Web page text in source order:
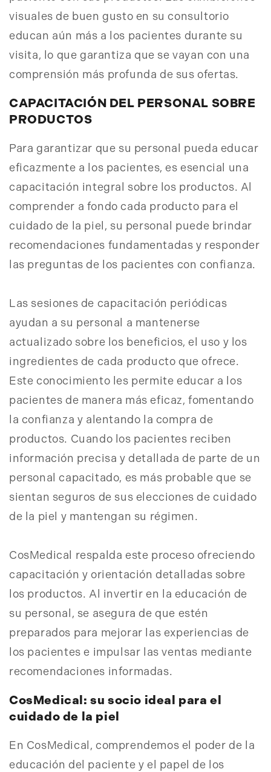
visuales de buen gusto en su consultorio
educan aún más a los pacientes durante su
visita, lo que garantiza que se vayan con una
comprensión más profunda de sus ofertas.
CAPACITACIÓN DEL PERSONAL SOBRE
PRODUCTOS
Para garantizar que su personal pueda educar
eficazmente a los pacientes, es esencial una
capacitación integral sobre los productos. Al
comprender a fondo cada producto para el
cuidado de la piel, su personal puede brindar
recomendaciones fundamentadas y responder
las preguntas de los pacientes con confianza.
Las sesiones de capacitación periódicas
ayudan a su personal a mantenerse
actualizado sobre los beneficios, el uso y los
ingredientes de cada producto que ofrece.
Este conocimiento les permite educar a los
pacientes de manera más eficaz, fomentando
la confianza y alentando la compra de
productos. Cuando los pacientes reciben
información precisa y detallada de parte de un
personal capacitado, es más probable que se
sientan seguros de sus elecciones de cuidado
de la piel y mantengan su régimen.
CosMedical respalda este proceso ofreciendo
capacitación y orientación detalladas sobre
los productos. Al invertir en la educación de
su personal, se asegura de que estén
preparados para mejorar las experiencias de
los pacientes e impulsar las ventas mediante
recomendaciones informadas.
CosMedical: su socio ideal para el
cuidado de la piel
En CosMedical, comprendemos el poder de la
educación del paciente y el papel de los